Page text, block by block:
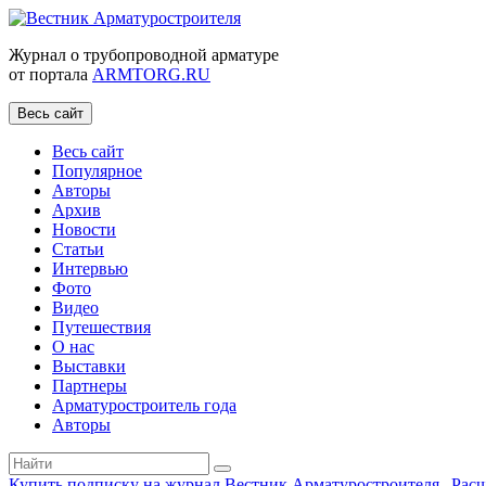
Журнал о трубопроводной арматуре
от портала ARMTORG.RU
Весь сайт
Весь сайт
Популярное
Авторы
Архив
Новости
Статьи
Интервью
Фото
Видео
Путешествия
О нас
Выставки
Партнеры
Арматуростроитель года
Авторы